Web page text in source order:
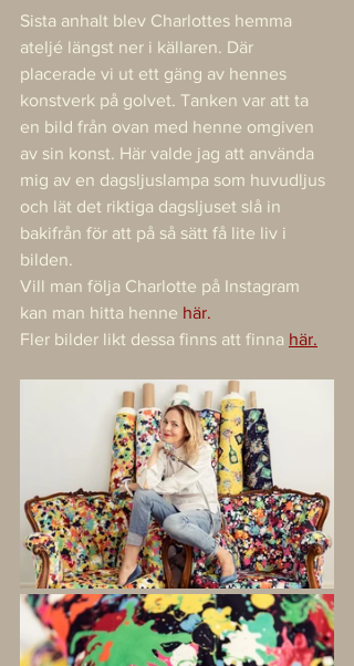
Sista anhalt blev Charlottes hemma
ateljé längst ner i källaren. Där
placerade vi ut ett gäng av hennes
konstverk på golvet. Tanken var att ta
en bild från ovan med henne omgiven
av sin konst. Här valde jag att använda
mig av en dagsljuslampa som huvudljus
och lät det riktiga dagsljuset slå in
bakifrån för att på så sätt få lite liv i
bilden.
Vill man följa Charlotte på Instagram
kan man hitta henne här.
Fler bilder likt dessa finns att finna här.